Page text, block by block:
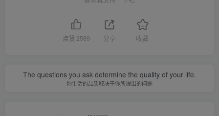
点赞 2589 分享 收藏
The questions you ask determine the quality of your life.
你生活的品质取决于你所提出的问题